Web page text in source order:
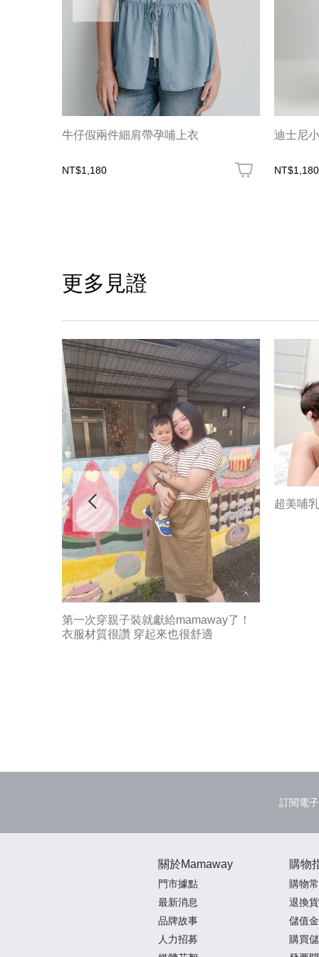
牛仔假兩件細肩帶孕哺上衣
NT$1,180
迪士尼
NT$1,180
更多見證
第一次穿親子裝就獻給mamaway了！
衣服材質很讚 穿起來也很舒適
超美哺
訂閱電
關於Mamaway
門市據點
最新消息
品牌故事
人力招募
購物
購物
退換
儲值
購買